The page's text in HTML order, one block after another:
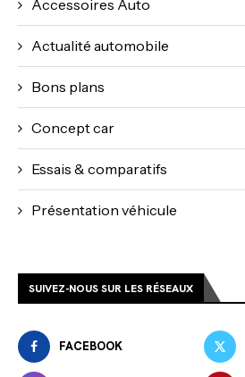
Accessoires Auto
Actualité automobile
Bons plans
Concept car
Essais & comparatifs
Présentation véhicule
SUIVEZ-NOUS SUR LES RÉSEAUX
FACEBOOK